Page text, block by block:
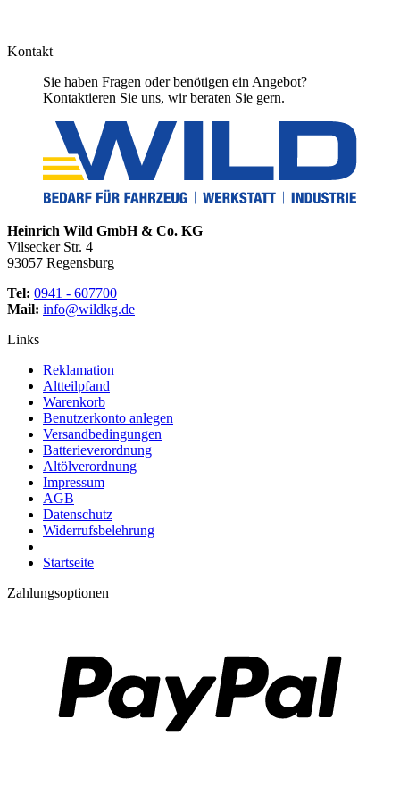
Kontakt
Sie haben Fragen oder benötigen ein Angebot?
Kontaktieren Sie uns, wir beraten Sie gern.
Heinrich Wild GmbH & Co. KG
Vilsecker Str. 4
93057 Regensburg
Tel: 0941 - 607700
Mail: info@wildkg.de
Links
Reklamation
Altteilpfand
Warenkorb
Benutzerkonto anlegen
Versandbedingungen
Batterieverordnung
Altölverordnung
Impressum
AGB
Datenschutz
Widerrufsbelehrung
Startseite
Zahlungsoptionen